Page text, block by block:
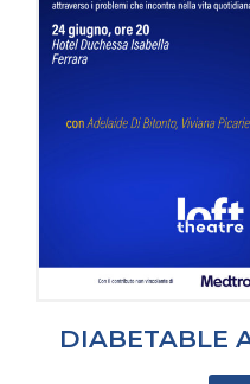
DIABETABLE